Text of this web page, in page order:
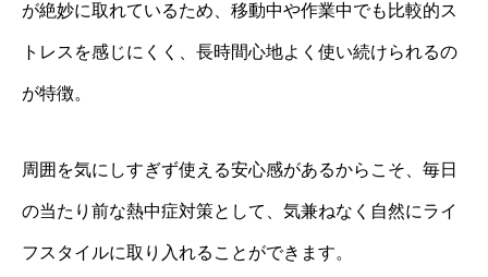
が絶妙に取れているため、移動中や作業中でも比較的ス
トレスを感じにくく、長時間心地よく使い続けられるの
が特徴。
周囲を気にしすぎず使える安心感があるからこそ、毎日
の当たり前な熱中症対策として、気兼ねなく自然にライ
フスタイルに取り入れることができます。